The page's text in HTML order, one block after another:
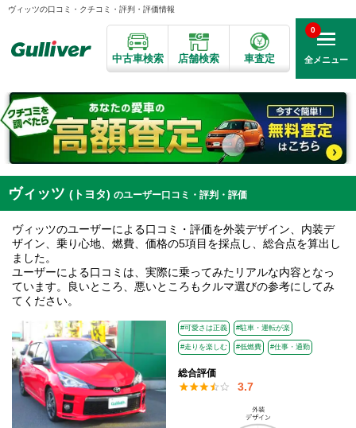
ヴィッツの口コミ・クチコミ・評判・評価情報
中古車検索 店舗検索 車査定 全メニュー
0
ヴィッツ (トヨタ) のユーザー口コミ・評判・評価
ヴィッツのユーザーによる口コミ・評価を外装デザイン、内装デ
ザイン、乗り心地、燃費、価格の5項目を採点し、総合点を算出し
ました。
ユーザーによる口コミは、実際に乗ってみたリアルな内容となっ
ています。良いところ、悪いところもクルマ選びの参考にしてみ
てください。
#可愛さは正義 #駐車・運転が楽
#走りを楽しむ #低燃費 #仕事・通勤
総合評価
3.7